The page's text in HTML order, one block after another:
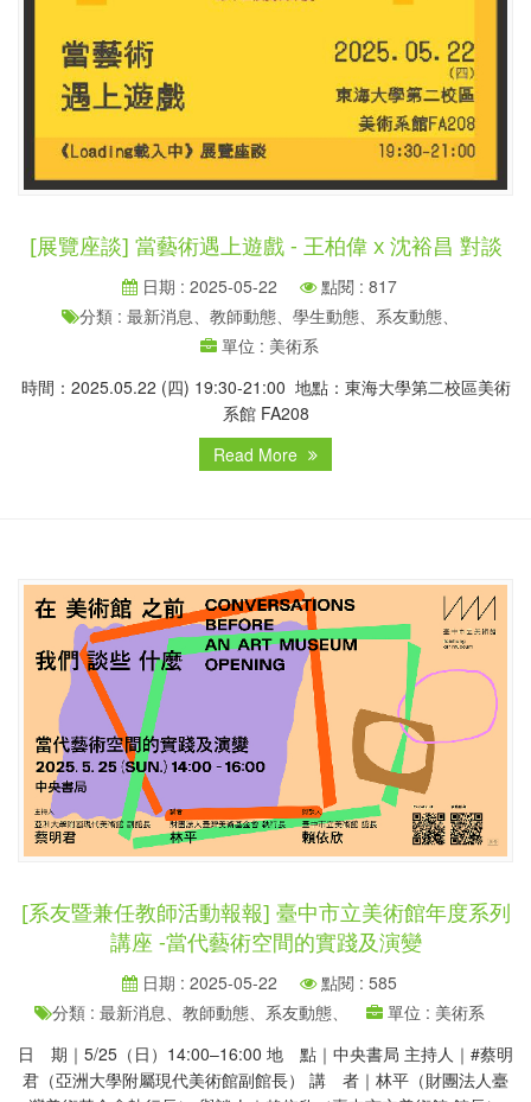
[展覽座談] 當藝術遇上遊戲 - 王柏偉 x 沈裕昌 對談
日期 : 2025-05-22
點閱 : 817
分類 : 最新消息、教師動態、學生動態、系友動態、
單位 : 美術系
時間：2025.05.22 (四) 19:30-21:00 地點：東海大學第二校區美術
系館 FA208
Read More
[系友暨兼任教師活動報報]​ 臺中市立美術館年度系列
講座 -當代藝術空間的實踐及演變
日期 : 2025-05-22
點閱 : 585
分類 : 最新消息、教師動態、系友動態、
單位 : 美術系
日 期｜5/25（日）14:00–16:00 地 點｜中央書局 主持人｜#蔡明
君（亞洲大學附屬現代美術館副館長） 講 者｜林平（財團法人臺